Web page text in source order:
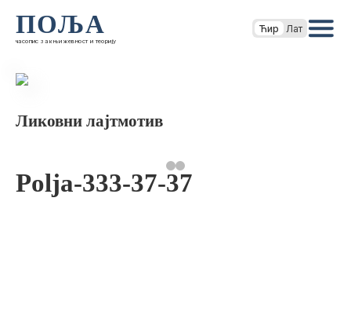
ПОЉА
часопис за књижевност и теорију
Ћир Лат
Ликовни лајтмотив
Polja-333-37-37